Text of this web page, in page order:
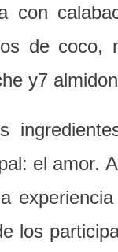
con
de coco,
y7
el amor.
los